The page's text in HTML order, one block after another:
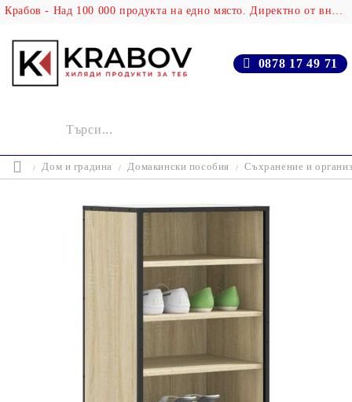
Крабов - Над 100 000 продукта на едно място. Директно от вносителя!
0878 17 49 71
Дом и градина Домакински пособия Съхранение и